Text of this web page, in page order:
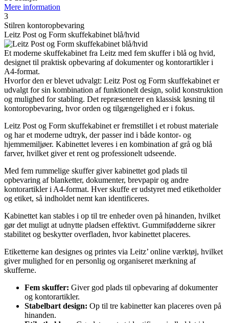
Mere information
3
Stilren kontoropbevaring
Leitz Post og Form skuffekabinet blå/hvid
Et moderne skuffekabinet fra Leitz med fem skuffer i blå og hvid,
designet til praktisk opbevaring af dokumenter og kontorartikler i
A4-format.
Hvorfor den er blevet udvalgt: Leitz Post og Form skuffekabinet er
udvalgt for sin kombination af funktionelt design, solid konstruktion
og mulighed for stabling. Det repræsenterer en klassisk løsning til
kontoropbevaring, hvor orden og tilgængelighed er i fokus.
Leitz Post og Form skuffekabinet er fremstillet i et robust materiale
og har et moderne udtryk, der passer ind i både kontor- og
hjemmemiljøer. Kabinettet leveres i en kombination af grå og blå
farver, hvilket giver et rent og professionelt udseende.
Med fem rummelige skuffer giver kabinettet god plads til
opbevaring af blanketter, dokumenter, brevpapir og andre
kontorartikler i A4-format. Hver skuffe er udstyret med etiketholder
og etiket, så indholdet nemt kan identificeres.
Kabinettet kan stables i op til tre enheder oven på hinanden, hvilket
gør det muligt at udnytte pladsen effektivt. Gummifødderne sikrer
stabilitet og beskytter overfladen, hvor kabinettet placeres.
Etiketterne kan designes og printes via Leitz’ online værktøj, hvilket
giver mulighed for en personlig og organiseret mærkning af
skufferne.
Fem skuffer: Giver god plads til opbevaring af dokumenter
og kontorartikler.
Stabelbart design: Op til tre kabinetter kan placeres oven på
hinanden.